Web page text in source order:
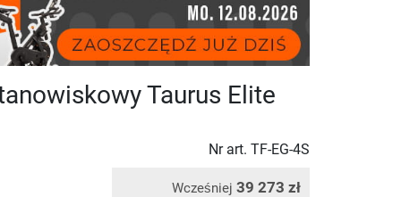
Taurus Elite
Nr art. TF-EG-4S
Wcześniej 39 273 zł